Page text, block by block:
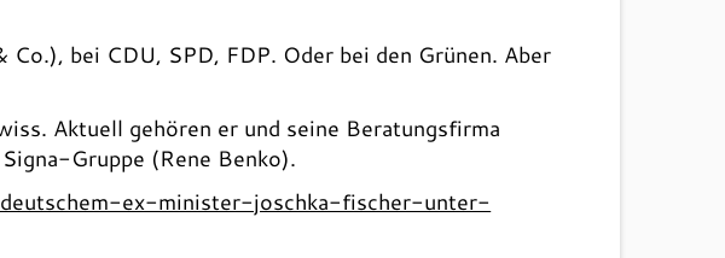
bei CDU, SPD, FDP. Oder bei den Grünen. Aber
Aktuell gehören er und seine Beratungsfirma
Gruppe (Rene Benko).
ex-minister-joschka-fischer-unter-